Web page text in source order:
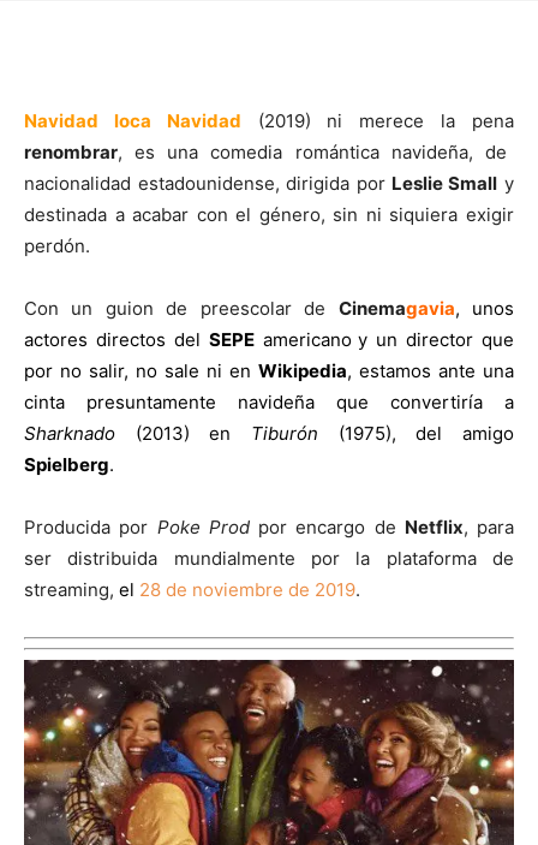
Navidad loca Navidad (2019) ni merece la pena
renombrar, es una comedia romántica navideña, de
nacionalidad estadounidense, dirigida por Leslie Small y
destinada a acabar con el género, sin ni siquiera exigir
perdón.
Con un guion de preescolar de Cinemagavia,
unos
actores directos del SEPEamericano y un director que
por no salir, no sale ni en Wikipedia, estamos ante una
cinta presuntamente navideña que convertiría a
Sharknado (2013) en Tiburón (1975), del amigo
Spielberg.
Producida por Poke Prodpor encargo de Netflix, para
ser distribuida mundialmente por la plataforma de
streaming, el 28 de noviembre de 2019.